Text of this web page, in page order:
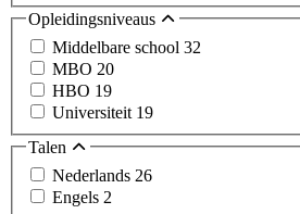
Opleidingsniveaus
Middelbare school 32
MBO 20
HBO 19
Universiteit 19
Talen
Nederlands 26
Engels 2